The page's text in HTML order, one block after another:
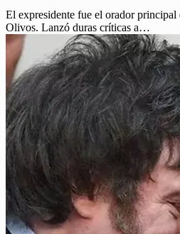
El expresidente fue el orador principal
Olivos. Lanzó duras críticas a…